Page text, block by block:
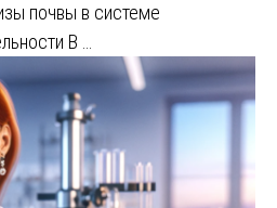
почвы в системе
В …